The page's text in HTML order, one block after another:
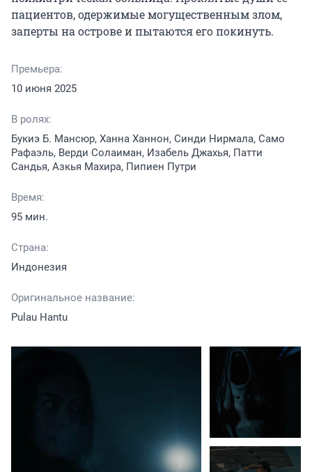
пациентов, одержимые могущественным злом,
заперты на острове и пытаются его покинуть.
Премьера:
10 июня 2025
В ролях:
Букиэ Б. Мансюр, Ханна Ханнон, Синди Нирмала, Само
Рафаэль, Верди Солаиман, Изабель Джахья, Патти
Сандья, Азкья Махира, Пипиен Путри
Время:
95 мин.
Страна:
Индонезия
Оригинальное название:
Pulau Hantu